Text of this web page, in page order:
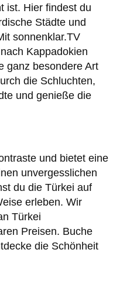
ist. Hier findest du
Städte und
sonnenklar.TV
Kappadokien
ganz besondere Art
die Schluchten,
und genieße die
und bietet eine
unvergesslichen
du die Türkei auf
erleben. Wir
Türkei
Preisen. Buche
die Schönheit